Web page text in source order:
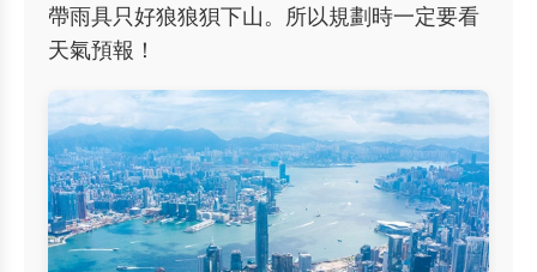
帶雨具只好狼狼狽下山。所以規劃時一定要看
天氣預報！